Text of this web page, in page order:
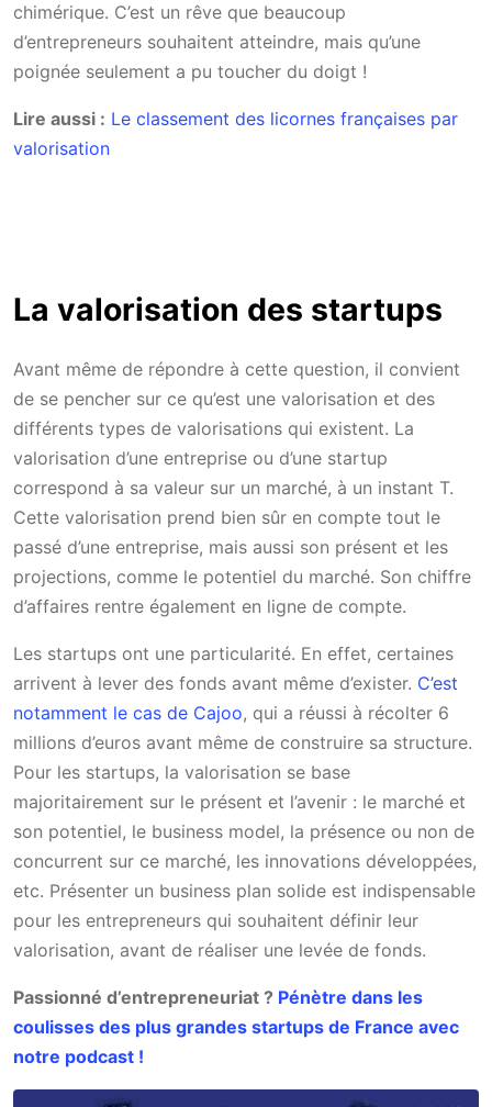
chimérique. C’est un rêve que beaucoup
d’entrepreneurs souhaitent atteindre, mais qu’une
poignée seulement a pu toucher du doigt !
Lire aussi : Le classement des licornes françaises par
valorisation
La valorisation des startups
Avant même de répondre à cette question, il convient
de se pencher sur ce qu’est une valorisation et des
différents types de valorisations qui existent. La
valorisation d’une entreprise ou d’une startup
correspond à sa valeur sur un marché, à un instant T.
Cette valorisation prend bien sûr en compte tout le
passé d’une entreprise, mais aussi son présent et les
projections, comme le potentiel du marché. Son chiffre
d’affaires rentre également en ligne de compte.
Les startups ont une particularité. En effet, certaines
arrivent à lever des fonds avant même d’exister. C’est
notamment le cas de Cajoo, qui a réussi à récolter 6
millions d’euros avant même de construire sa structure.
Pour les startups, la valorisation se base
majoritairement sur le présent et l’avenir : le marché et
son potentiel, le business model, la présence ou non de
concurrent sur ce marché, les innovations développées,
etc. Présenter un business plan solide est indispensable
pour les entrepreneurs qui souhaitent définir leur
valorisation, avant de réaliser une levée de fonds.
Passionné d’entrepreneuriat ? Pénètre dans les
coulisses des plus grandes startups de France avec
notre podcast !